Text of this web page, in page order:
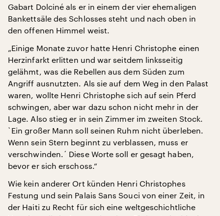
Gabart Dolciné als er in einem der vier ehemaligen
Bankettsäle des Schlosses steht und nach oben in
den offenen Himmel weist.
„Einige Monate zuvor hatte Henri Christophe einen
Herzinfarkt erlitten und war seitdem linksseitig
gelähmt, was die Rebellen aus dem Süden zum
Angriff ausnutzten. Als sie auf dem Weg in den Palast
waren, wollte Henri Christophe sich auf sein Pferd
schwingen, aber war dazu schon nicht mehr in der
Lage. Also stieg er in sein Zimmer im zweiten Stock.
`Ein großer Mann soll seinen Ruhm nicht überleben.
Wenn sein Stern beginnt zu verblassen, muss er
verschwinden.´ Diese Worte soll er gesagt haben,
bevor er sich erschoss.“
Wie kein anderer Ort künden Henri Christophes
Festung und sein Palais Sans Souci von einer Zeit, in
der Haiti zu Recht für sich eine weltgeschichtliche